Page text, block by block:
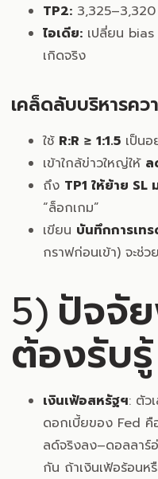
TP2: 3,325–3,320
ไอเดีย: เปลี่ยน bias
เกิดจริง
เคล็ดลับบริหารคว
ใช้ R:R ≥ 1:1.5 เป็น
เข้าใกล้ข่าวใหญ่ให้ ล
ถึง TP1 ให้ย้าย SL
“ล็อกเกม”
เขียน บันทึกการเท
กราฟก่อนเข้า) จะช่
5) ปัจจั
ต้องรับรู้
เงินเฟ้อสหรัฐฯ: ตัว
ดอกเบี้ยของ Fed คื
ลด์จริงลง–ดอลลาร์
กัน ถ้าเงินเฟ้อร้อน